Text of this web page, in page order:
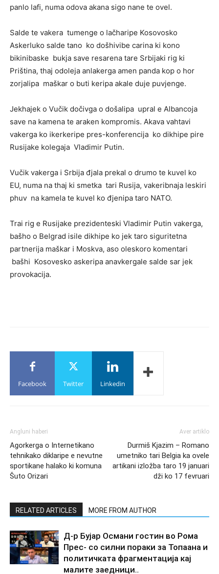
panlo lafi, numa odova akana sigo nane te ovel.
Salde te vakera tumenge o lačharipe Kosovosko
Askerluko salde tano ko došhivibe carina ki kono
bikinibaske bukja save resarena tare Srbijaki rig ki
Priština, thaj odoleja anlakerga amen panda kop o hor
zorjalipa maškar o buti keripa akale duje puvjenge.
Jekhajek o Vučik dočivga o došalipa upral e Albancoja
save na kamena te araken kompromis. Akava vahtavi
vakerga ko ikerkeripe pres-konferencija ko dikhipe pire
Rusijake kolegaja Vladimir Putin.
Vučik vakerga i Srbija đjala prekal o drumo te kuvel ko
EU, numa na thaj ki smetka tari Rusija, vakeribnaja leskiri
phuv na kamela te kuvel ko đjenipa taro NATO.
Trai rig e Rusijake prezidenteski Vladimir Putin vakerga,
bašho o Belgrad isile dikhipe ko jek taro siguritetna
partnerija maškar i Moskva, aso oleskoro komentari
bašhi Kosovesko askeripa anavkergale salde sar jek
provokacija.
Facebook Twitter Linkedin
Angluni haberi
Agorkerga o Internetikano
tehnikako diklaripe e nevutne
sportikane halako ki komuna
Šuto Orizari
Aver artiklo
Durmiš Kjazim – Romano
umetniko tari Belgia ka ovele
artikani izložba taro 19 januari
dži ko 17 fevruari
RELATED ARTICLES MORE FROM AUTHOR
Д-р Бујар Османи гостин во Рома
Прес- со силни пораки за Топаана и
политичката фрагментација кај
малите заедници..